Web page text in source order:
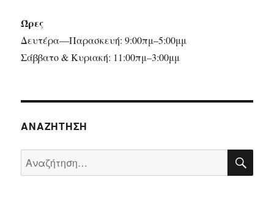
Ώρες
Δευτέρα—Παρασκευή: 9:00πμ–5:00μμ
Σάββατο & Κυριακή: 11:00πμ–3:00μμ
ΑΝΑΖΉΤΗΣΗ
Αναζήτηση
για: